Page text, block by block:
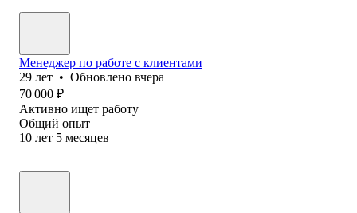
Менеджер по работе с клиентами
29 лет • Обновлено вчера
70 000 ₽
Активно ищет работу
Общий опыт
10 лет 5 месяцев